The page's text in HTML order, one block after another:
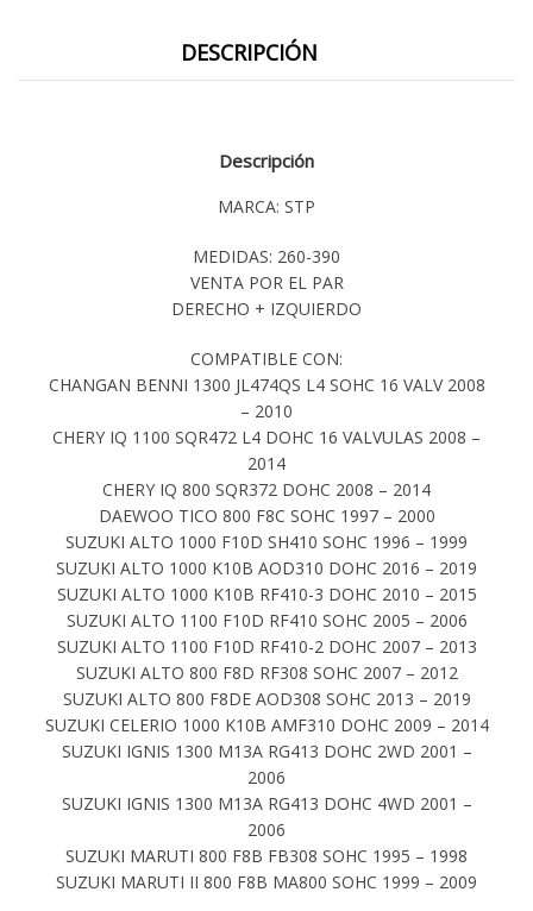
DESCRIPCIÓN
Descripción
MARCA: STP
MEDIDAS: 260-390
VENTA POR EL PAR
DERECHO + IZQUIERDO
COMPATIBLE CON:
CHANGAN BENNI 1300 JL474QS L4 SOHC 16 VALV 2008
– 2010
CHERY IQ 1100 SQR472 L4 DOHC 16 VALVULAS 2008 –
2014
CHERY IQ 800 SQR372 DOHC 2008 – 2014
DAEWOO TICO 800 F8C SOHC 1997 – 2000
SUZUKI ALTO 1000 F10D SH410 SOHC 1996 – 1999
SUZUKI ALTO 1000 K10B AOD310 DOHC 2016 – 2019
SUZUKI ALTO 1000 K10B RF410-3 DOHC 2010 – 2015
SUZUKI ALTO 1100 F10D RF410 SOHC 2005 – 2006
SUZUKI ALTO 1100 F10D RF410-2 DOHC 2007 – 2013
SUZUKI ALTO 800 F8D RF308 SOHC 2007 – 2012
SUZUKI ALTO 800 F8DE AOD308 SOHC 2013 – 2019
SUZUKI CELERIO 1000 K10B AMF310 DOHC 2009 – 2014
SUZUKI IGNIS 1300 M13A RG413 DOHC 2WD 2001 –
2006
SUZUKI IGNIS 1300 M13A RG413 DOHC 4WD 2001 –
2006
SUZUKI MARUTI 800 F8B FB308 SOHC 1995 – 1998
SUZUKI MARUTI II 800 F8B MA800 SOHC 1999 – 2009